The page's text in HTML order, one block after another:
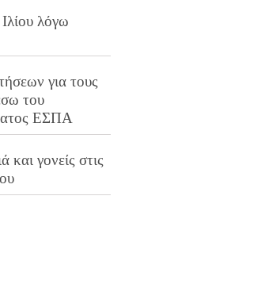
λόγω
για τους
του
ΕΣΠΑ
και γονείς στις